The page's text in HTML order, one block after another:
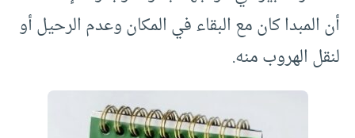
أن المبدا كان مع البقاء في المكان وعدم الرحيل أو
لنقل الهروب منه.